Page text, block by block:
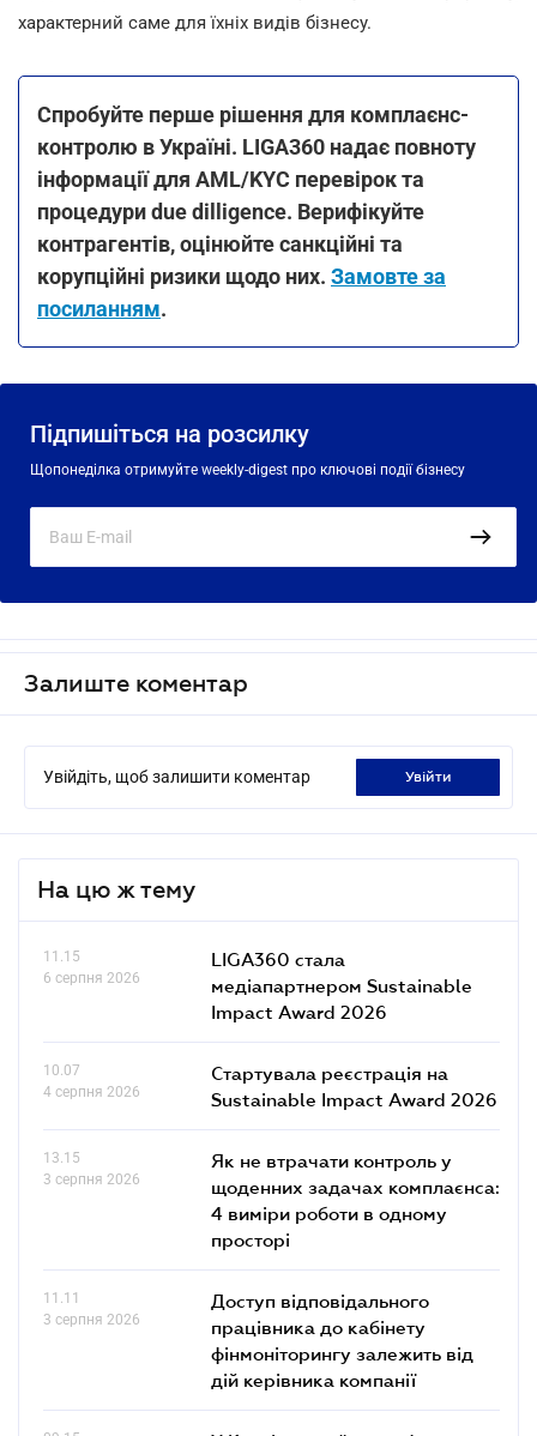
характерний саме для їхніх видів бізнесу.
Спробуйте перше рішення для комплаєнс-
контролю в Україні. LIGA360 надає повноту
інформації для AML/KYC перевірок та
процедури due dilligence. Верифікуйте
контрагентів, оцінюйте санкційні та
корупційні ризики щодо них. Замовте за
посиланням.
Підпишіться на розсилку
Щопонеділка отримуйте weekly-digest про ключові події бізнесу
Залиште коментар
Увійдіть, щоб залишити коментар увійти
На цю ж тему
11.15
6 серпня 2026
LIGA360 стала
медіапартнером Sustainable
Impact Award 2026
10.07
4 серпня 2026
Стартувала реєстрація на
Sustainable Impact Award 2026
13.15
3 серпня 2026
Як не втрачати контроль у
щоденних задачах комплаєнса:
4 виміри роботи в одному
просторі
11.11
3 серпня 2026
Доступ відповідального
працівника до кабінету
фінмоніторингу залежить від
дій керівника компанії